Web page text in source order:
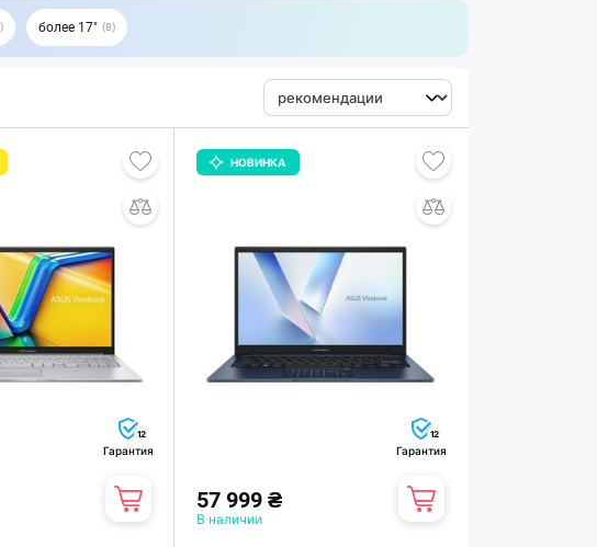
более 17" 8
12
Гарантия
НОВИНКА
12
Гарантия
57 999 ₴
В наличии